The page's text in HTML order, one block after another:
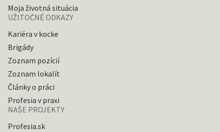
Moja životná situácia
UŽITOČNÉ ODKAZY
Kariéra v kocke
Brigády
Zoznam pozícií
Zoznam lokalít
Články o práci
Profesia v praxi
NAŠE PROJEKTY
Profesia.sk